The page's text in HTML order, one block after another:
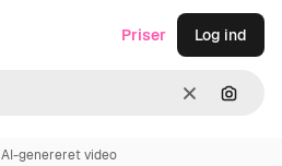
Klar Søg
Priser Log ind
AI-genereret video